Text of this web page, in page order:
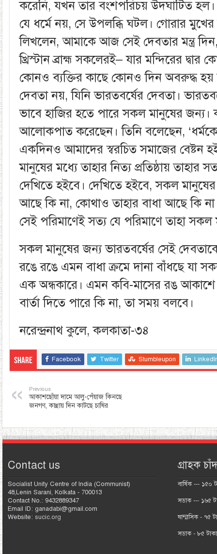
করেনি, যখন তার বংশপরিচয় উদঘাটিত
যে ধর্মে নয়, সে উপলব্ধি ঘটল। গোরার
লিখলেন, আমাকে আজ সেই দেবতার মন্ত্র
খ্রিস্টান ব্রাহ্ম সকলেরই– যার মন্দিরের
কোনও ব্যক্তির কাছে কোনও দিন অবরুদ্ধ হয়
দেবতা নয়, যিনি ভারতবর্ষের দেবতা।
ভাবে হাজির হতে পারে সকল মানুষের জন্য।
আলোকপাত করেছেন। তিনি বলেছেন,
একদিনও আমাদের স্বরচিত সমাজের বেষ্টন
মানুষের মধ্যে তাহার নিত্য প্রতিষ্ঠায় তাহার
দেখিতে হইবে। দেখিতে হইবে, সকল মানুষের
আছে কি না, কোথাও তাহার বাধা আছে কি না
সেই পরিমাণেই সত্য যে পরিমাণে তাহা সকল
সকল মানুষের জন্য ভারতবর্ষের সেই
রঙে রঙে এমন বাধা ক্রমে দানা বাঁধছে যা
এক অন্ধকারে। এমন কবি-মাসের রঙ আকাশে
বার্তা দিতে পারে কি না, তা সময় বলবে।
নরেন্দ্রনাথ কুলে, কলকাতা-৩৪
Share Facebook Twitter Stumbleupon
Previous
আকাশছোঁয়া দামে আলু-পেঁয়াজ কিনছে
জনগণ, কান্নায় দিন কাটছে চাষির
Contact us
Socialist Unity Centre of India (Communist)
48,Lenin Sarani, Kolkata - 700013
Contact No.: 9432889347
Email ID: ganadabi@gmail.com
Website: sucic.org
গ্রাহক
বার্ষিক --- ১৫০
সডাক --- ১৬৫
ষান্মাসিক - ৭৫
সডাক - ৮৫ টাকা